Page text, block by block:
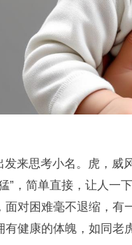
发来思考小名。虎，威
”，简单直接，让人一
面对困难毫不退缩，有
有健康的体魄，如同老